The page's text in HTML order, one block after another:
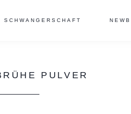
SCHWANGERSCHAFT
PULVER